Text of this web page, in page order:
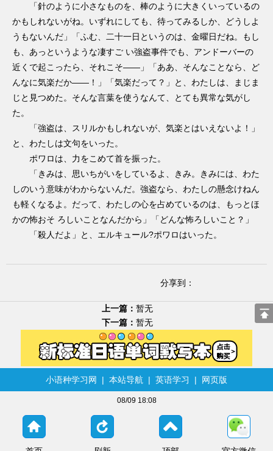
「針のように小さなものを、棒のように大きくいっているの
かもしれないがね。いずれにしても、待ってみるしか、どうしよ
うもないんだ」「ふむ、二十一日というのは、金曜日だね。もし
も、あっというような凄すご い強盗事件でも、アンドーバーの
近くで起こったら、それこそ――」「ああ、そんなことなら、ど
んなに気楽だか――！」「気楽だって？」と、わたしは、まじま
じと見つめた。そんな言葉を使うなんて、とても異常な気がし
た。
「強盗は、スリルかもしれないが、気楽とはいえないよ！」
と、わたしは文句をいった。
ポワロは、力をこめて首を振った。
「きみは、思いちがいをしているよ、きみ。きみには、わた
しのいう意味がわからないんだ。強盗なら、わたしの懸念けねん
も軽くなるよ。だって、わたしの心を占めているのは、もっとほ
かの怖おそ ろしいことなんだから」「どんな怖ろしいこと？」
「殺人だよ」と、エルキュール?ポワロはいった。
分享到：
上一篇： 暂无
下一篇： 暂无
小语种学习网 | 本站导航 | 英语学习 | 网页版
08/09 18:08